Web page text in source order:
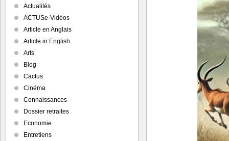
Actualités
ACTUSe-Vidéos
Article en Anglais
Article in English
Arts
Blog
Cactus
Cinéma
Connaissances
Dossier retraites
Economie
Entretiens